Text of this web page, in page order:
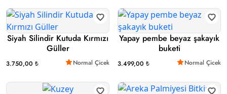
Siyah Silindir Kutuda Kırmızı
Güller
3.750,00 ₺ Normal Çicek
Yapay pembe beyaz şakayık
buketi
3.499,00 ₺ Normal Çicek